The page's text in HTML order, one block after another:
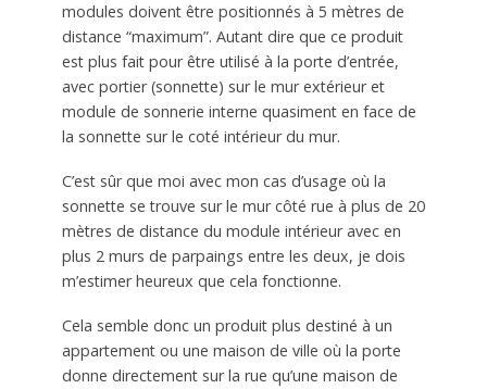
modules doivent être positionnés à 5 mètres de
distance “maximum”. Autant dire que ce produit
est plus fait pour être utilisé à la porte d’entrée,
avec portier (sonnette) sur le mur extérieur et
module de sonnerie interne quasiment en face de
la sonnette sur le coté intérieur du mur.
C’est sûr que moi avec mon cas d’usage où la
sonnette se trouve sur le mur côté rue à plus de 20
mètres de distance du module intérieur avec en
plus 2 murs de parpaings entre les deux, je dois
m’estimer heureux que cela fonctionne.
Cela semble donc un produit plus destiné à un
appartement ou une maison de ville où la porte
donne directement sur la rue qu’une maison de